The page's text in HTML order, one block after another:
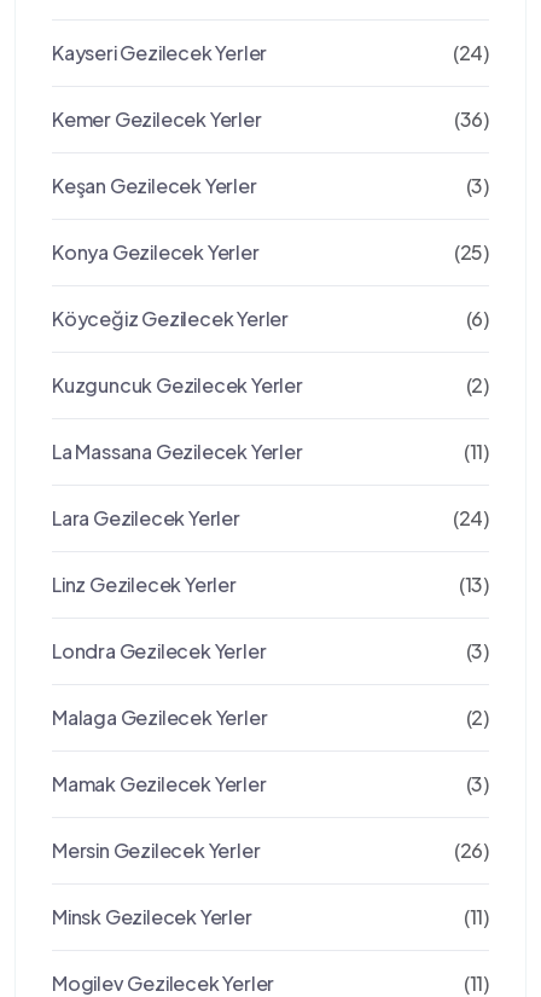
Kayseri Gezilecek Yerler (24)
Kemer Gezilecek Yerler (36)
Keşan Gezilecek Yerler (3)
Konya Gezilecek Yerler (25)
Köyceğiz Gezilecek Yerler (6)
Kuzguncuk Gezilecek Yerler (2)
La Massana Gezilecek Yerler (11)
Lara Gezilecek Yerler (24)
Linz Gezilecek Yerler (13)
Londra Gezilecek Yerler (3)
Malaga Gezilecek Yerler (2)
Mamak Gezilecek Yerler (3)
Mersin Gezilecek Yerler (26)
Minsk Gezilecek Yerler (11)
Mogilev Gezilecek Yerler (11)